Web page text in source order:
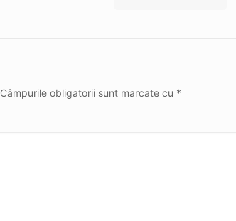
Câmpurile obligatorii sunt marcate cu *